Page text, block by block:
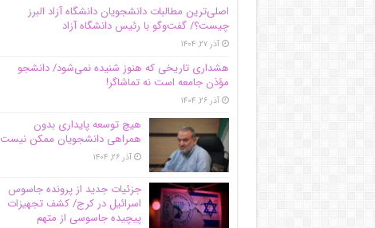
اصلی‌ترین مطالبات دانشجویان دانشگاه آزاد البرز
چیست؟/ گفت‌وگو با رئیس دانشگاه آز‌اد
آذر ۲۷, ۱۴۰۴
هشداری تاریخی که هنوز شنیده نمی‌شود/ دانشجو
مؤذن جامعه است نه تماشاگر!
آذر ۲۶, ۱۴۰۴
هیچ توسعه پایداری بدون
همراهی دانشجویان ممکن نیست
آذر ۲۶, ۱۴۰۴
جزئیات جدید از پرونده جاسوس
اسرائیل در کرج/‌ کشف تجهیزات
پیچیده جاسوسی از متهم